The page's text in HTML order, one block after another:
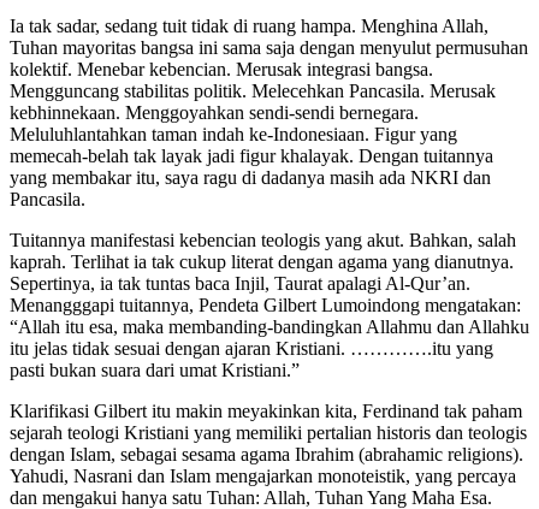
Ia tak sadar, sedang tuit tidak di ruang hampa. Menghina Allah,
Tuhan mayoritas bangsa ini sama saja dengan menyulut permusuhan
kolektif. Menebar kebencian. Merusak integrasi bangsa.
Mengguncang stabilitas politik. Melecehkan Pancasila. Merusak
kebhinnekaan. Menggoyahkan sendi-sendi bernegara.
Meluluhlantahkan taman indah ke-Indonesiaan. Figur yang
memecah-belah tak layak jadi figur khalayak. Dengan tuitannya
yang membakar itu, saya ragu di dadanya masih ada NKRI dan
Pancasila.
Tuitannya manifestasi kebencian teologis yang akut. Bahkan, salah
kaprah. Terlihat ia tak cukup literat dengan agama yang dianutnya.
Sepertinya, ia tak tuntas baca Injil, Taurat apalagi Al-Qur’an.
Menangggapi tuitannya, Pendeta Gilbert Lumoindong mengatakan:
“Allah itu esa, maka membanding-bandingkan Allahmu dan Allahku
itu jelas tidak sesuai dengan ajaran Kristiani. ………….itu yang
pasti bukan suara dari umat Kristiani.”
Klarifikasi Gilbert itu makin meyakinkan kita, Ferdinand tak paham
sejarah teologi Kristiani yang memiliki pertalian historis dan teologis
dengan Islam, sebagai sesama agama Ibrahim (abrahamic religions).
Yahudi, Nasrani dan Islam mengajarkan monoteistik, yang percaya
dan mengakui hanya satu Tuhan: Allah, Tuhan Yang Maha Esa.